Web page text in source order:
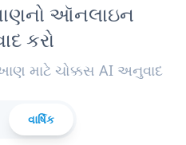
ઑનલાઇન
કરો
માટે ચોક્કસ AI અનુવાદ
વાર્ષિક